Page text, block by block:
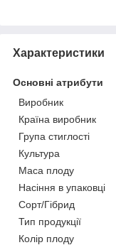
Характеристики
Основні атрибути
Виробник
Країна виробник
Група стиглості
Культура
Маса плоду
Насіння в упаковці
Сорт/Гібрид
Тип продукції
Колір плоду